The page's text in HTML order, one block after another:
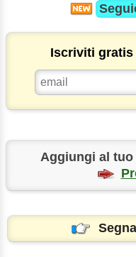
Iscriviti gratis
Aggiungi al